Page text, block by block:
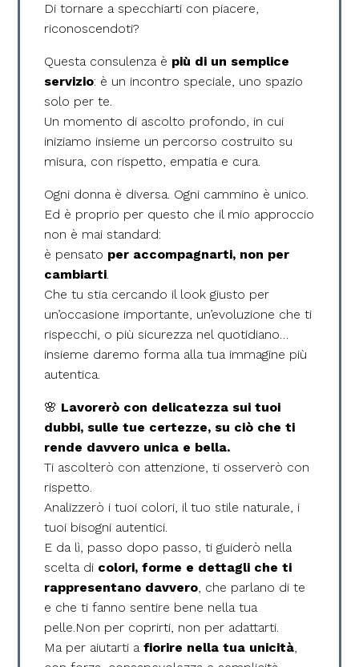
Di tornare a specchiarti con piacere,
riconoscendoti?
Questa consulenza è più di un semplice
servizio: è un incontro speciale, uno spazio
solo per te.
Un momento di ascolto profondo, in cui
iniziamo insieme un percorso costruito su
misura, con rispetto, empatia e cura.
Ogni donna è diversa. Ogni cammino è unico.
Ed è proprio per questo che il mio approccio
non è mai standard:
è pensato per accompagnarti, non per
cambiarti.
Che tu stia cercando il look giusto per
un’occasione importante, un’evoluzione che ti
rispecchi, o più sicurezza nel quotidiano…
insieme daremo forma alla tua immagine più
autentica.
🌸 Lavorerò con delicatezza sui tuoi
dubbi, sulle tue certezze, su ciò che ti
rende davvero unica e bella.
Ti ascolterò con attenzione, ti osserverò con
rispetto.
Analizzerò i tuoi colori, il tuo stile naturale, i
tuoi bisogni autentici.
E da lì, passo dopo passo, ti guiderò nella
scelta di colori, forme e dettagli che ti
rappresentano davvero, che parlano di te
e che ti fanno sentire bene nella tua
pelle.Non per coprirti, non per adattarti.
Ma per aiutarti afiorire nella tua unicità,